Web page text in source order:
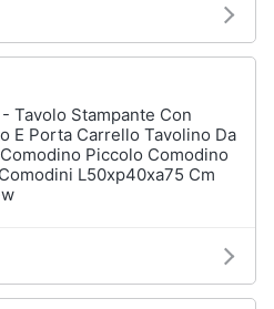
- Tavolo Stampante Con
E Porta Carrello Tavolino Da
Piccolo Comodino
L50xp40xa75 Cm